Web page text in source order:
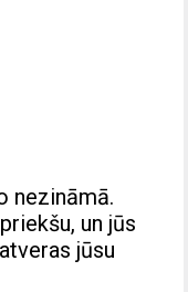
nezināmā.
un jūs
jūsu